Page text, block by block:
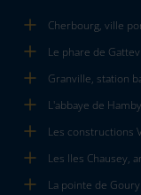
Cherbourg, ville
Le phare de
Granville, station
L'abbaye de
Les constructions
Les Iles Chausey,
La pointe de